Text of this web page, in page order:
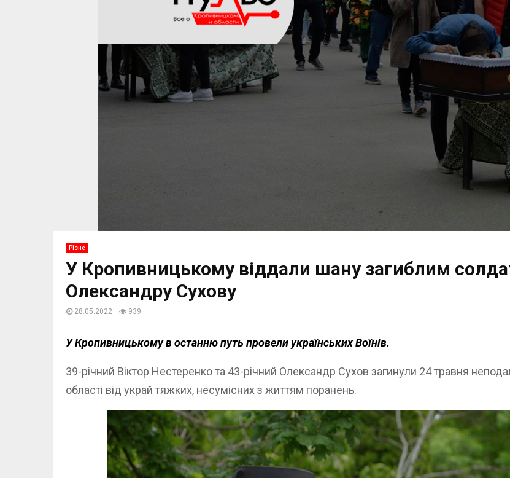
Різне
У Кропивницькому віддали шану загиблим
Олександру Сухову
28.05.2022 939
У Кропивницькому в останню путь провели українських Воїнів.
39-річний Віктор Нестеренко та 43-річний Олександр Сухов загинули 24 травня
області від украй тяжких, несумісних з життям поранень.